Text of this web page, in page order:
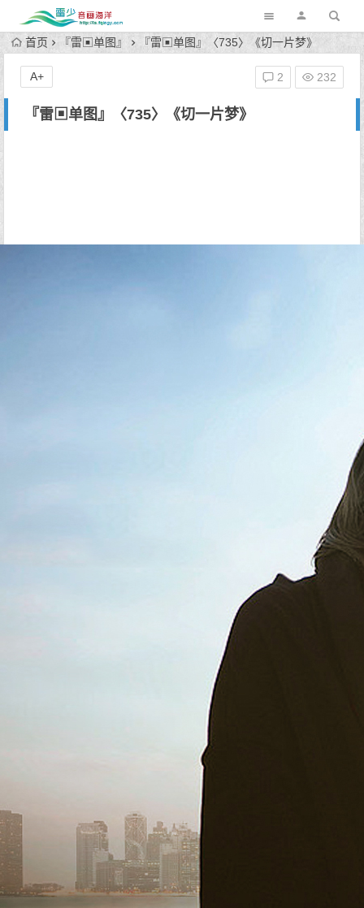
首页 『雷▣单图』 『雷▣单图』〈735〉《切一片梦》
『雷▣单图』〈735〉《切一片梦》
2 232
A+